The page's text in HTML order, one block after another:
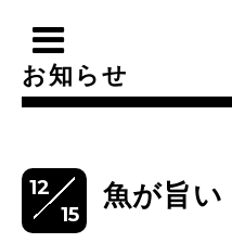
お知らせ
12
15
魚が旨い